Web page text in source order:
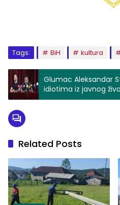
Tags: BiH kultura
Glumac Aleksandar
idiotima iz javnog
(VIDEO)
Related Posts